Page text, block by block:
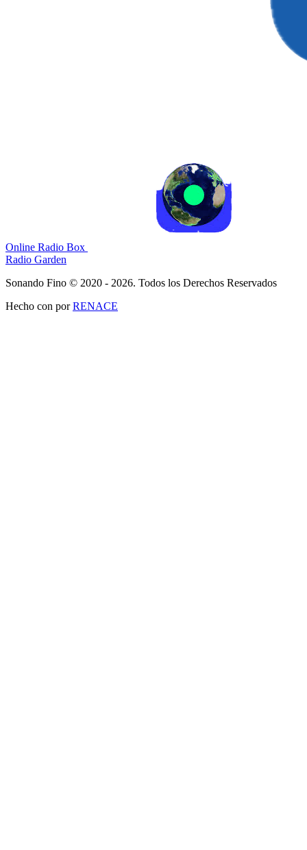
Online Radio Box
Radio Garden
Sonando Fino © 2020 - 2026. Todos los Derechos Reservados
Hecho con porRENACE